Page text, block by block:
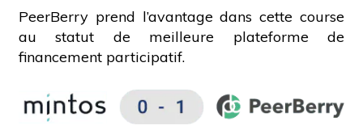
PeerBerry prend l’avantage dans cette course
au statut de meilleure plateforme de
financement participatif.